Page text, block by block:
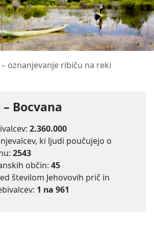
oznanjevanje ribiču na reki
Bocvana
2.360.000
ki ljudi poučujejo o
2543
občin: 45
številom Jehovovih prič in
1 na 961